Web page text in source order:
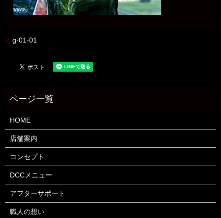
g-01-01
HOME
店舗案内
コンセプト
DCCメニュー
アフターサポート
職人の想い